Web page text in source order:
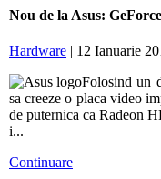
Nou de la Asus:
Hardware | 12 Ianuarie
Folosind un
sa creeze o placa video
de puternica ca Radeon
i...
Continuare